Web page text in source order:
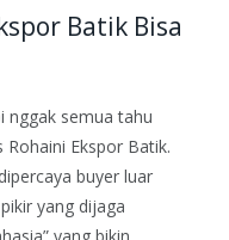
Batik Bisa
nggak semua tahu
Ekspor Batik.
buyer luar
yang dijaga